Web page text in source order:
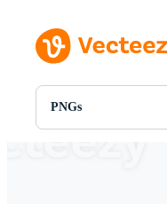
PNGs
Todas Imágenes